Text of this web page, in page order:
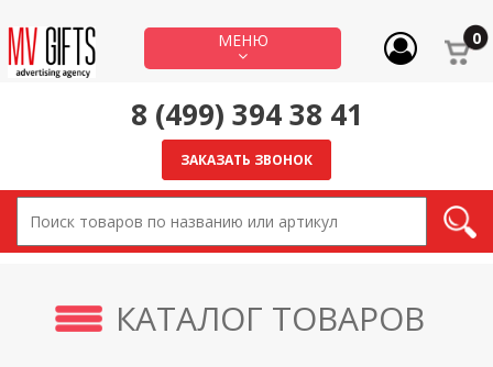
8 (499) 394 38 41
ЗАКАЗАТЬ ЗВОНОК
МЕНЮ
КАТАЛОГ ТОВАРОВ